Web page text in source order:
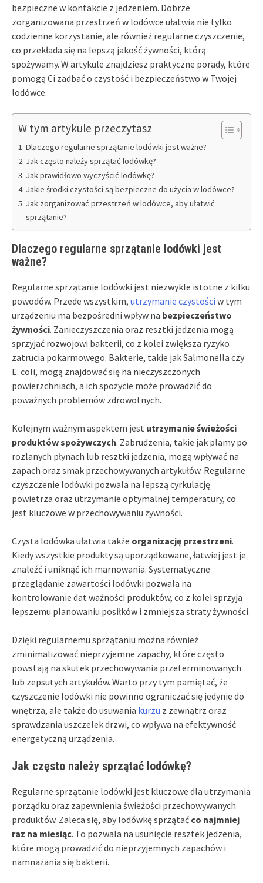
bezpieczne w kontakcie z jedzeniem. Dobrze
zorganizowana przestrzeń w lodówce ułatwia nie tylko
codzienne korzystanie, ale również regularne czyszczenie,
co przekłada się na lepszą jakość żywności, którą
spożywamy. W artykule znajdziesz praktyczne porady, które
pomogą Ci zadbać o czystość i bezpieczeństwo w Twojej
lodówce.
W tym artykule przeczytasz
Dlaczego regularne sprzątanie lodówki jest ważne?
Jak często należy sprzątać lodówkę?
Jak prawidłowo wyczyścić lodówkę?
Jakie środki czystości są bezpieczne do użycia w lodówce?
Jak zorganizować przestrzeń w lodówce, aby ułatwić
sprzątanie?
Dlaczego regularne sprzątanie lodówki jest
ważne?
Regularne sprzątanie lodówki jest niezwykle istotne z kilku
powodów. Przede wszystkim, utrzymanie czystości w tym
urządzeniu ma bezpośredni wpływ na bezpieczeństwo
żywności. Zanieczyszczenia oraz resztki jedzenia mogą
sprzyjać rozwojowi bakterii, co z kolei zwiększa ryzyko
zatrucia pokarmowego. Bakterie, takie jak Salmonella czy
E. coli, mogą znajdować się na nieczyszczonych
powierzchniach, a ich spożycie może prowadzić do
poważnych problemów zdrowotnych.
Kolejnym ważnym aspektem jest utrzymanie świeżości
produktów spożywczych. Zabrudzenia, takie jak plamy po
rozlanych płynach lub resztki jedzenia, mogą wpływać na
zapach oraz smak przechowywanych artykułów. Regularne
czyszczenie lodówki pozwala na lepszą cyrkulację
powietrza oraz utrzymanie optymalnej temperatury, co
jest kluczowe w przechowywaniu żywności.
Czysta lodówka ułatwia także organizację przestrzeni.
Kiedy wszystkie produkty są uporządkowane, łatwiej jest je
znaleźć i uniknąć ich marnowania. Systematyczne
przeglądanie zawartości lodówki pozwala na
kontrolowanie dat ważności produktów, co z kolei sprzyja
lepszemu planowaniu posiłków i zmniejsza straty żywności.
Dzięki regularnemu sprzątaniu można również
zminimalizować nieprzyjemne zapachy, które często
powstają na skutek przechowywania przeterminowanych
lub zepsutych artykułów. Warto przy tym pamiętać, że
czyszczenie lodówki nie powinno ograniczać się jedynie do
wnętrza, ale także do usuwania kurzu z zewnątrz oraz
sprawdzania uszczelek drzwi, co wpływa na efektywność
energetyczną urządzenia.
Jak często należy sprzątać lodówkę?
Regularne sprzątanie lodówki jest kluczowe dla utrzymania
porządku oraz zapewnienia świeżości przechowywanych
produktów. Zaleca się, aby lodówkę sprzątać co najmniej
raz na miesiąc. To pozwala na usunięcie resztek jedzenia,
które mogą prowadzić do nieprzyjemnych zapachów i
namnażania się bakterii.